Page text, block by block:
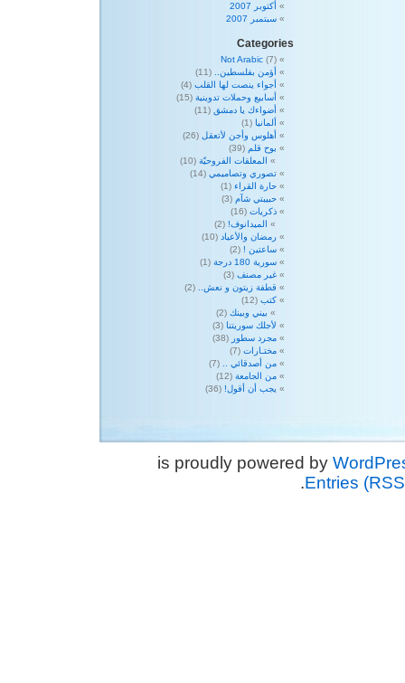
أكتوبر 2007
سبتمبر 2007
Categories
Not Arabic (7)
أؤمن بفلسطين..
(11)
أجواء ينصت لها القلب (4)
أسابيع وحملات تدوينية (15)
أضواءك يا دمشق (11)
ألمانيا (1)
أهلوس وأجن لأتعقل (26)
بوح قلم (39)
المعلقات الفروحيّة (10)
تصوري وتصاميمي (14)
حارة القراء (1)
حبيبتي شآم (3)
ذكريات (16)
الميدانوف! (2)
رمضان والأعياد (10)
ساعتين ! (2)
سورية 180 درجة
(1)
غير مصنف (3)
قطفة زيتون و نعش..
(2)
كتب (12)
بيني وبينك (2)
لأجلك سوريتنا (3)
مجرد سطور (38)
مختـارات (7)
من أصدقائي ..
(7)
من الجامعة (12)
يجب أن أقول! (36)
Entries
.